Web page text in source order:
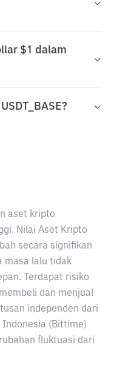
$1 dalam
aset kripto
Nilai Aset Kripto
secara signifikan
masa lalu tidak
Terdapat risiko
dan menjual
independen dari
Indonesia (Bittime)
fluktuasi dari